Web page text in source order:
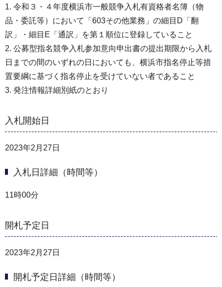
1. 令和３・４年度横浜市一般競争入札有資格者名簿（物
品・委託等）において「603その他業務」の細目D「翻
訳」・細目E「通訳」を第１順位に登録していること
2. 公募型指名競争入札参加意向申出書の提出期限から入札
日までの間のいずれの日においても、横浜市指名停止等措
置要綱に基づく指名停止を受けていない者であること
3. 発注情報詳細別紙のとおり
入札開始日
2023年2月27日
入札日詳細（時間等）
11時00分
開札予定日
2023年2月27日
開札予定日詳細（時間等）